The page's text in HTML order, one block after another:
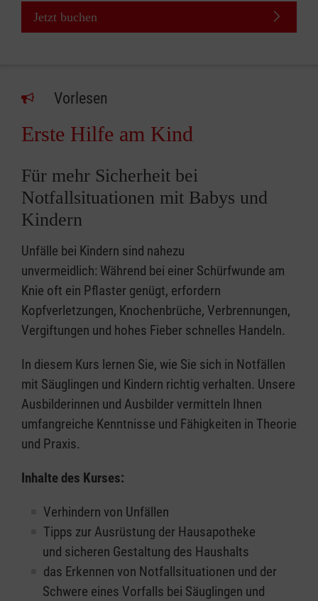
Jetzt buchen
Vorlesen
Erste Hilfe am Kind
Für mehr Sicherheit bei
Notfallsituationen mit Babys und
Kindern
Unfälle bei Kindern sind nahezu
unvermeidlich: Während bei einer Schürfwunde am
Knie oft ein Pflaster genügt, erfordern
Kopfverletzungen, Knochenbrüche, Verbrennungen,
Vergiftungen und hohes Fieber schnelles Handeln.
In diesem Kurs lernen Sie, wie Sie sich in Notfällen
mit Säuglingen und Kindern richtig verhalten. Unsere
Ausbilderinnen und Ausbilder vermitteln Ihnen
umfangreiche Kenntnisse und Fähigkeiten in Theorie
und Praxis.
Inhalte des Kurses:
Verhindern von Unfällen
Tipps zur Ausrüstung der Hausapotheke
und sicheren Gestaltung des Haushalts
das Erkennen von Notfallsituationen und der
Schwere eines Vorfalls bei Säuglingen und